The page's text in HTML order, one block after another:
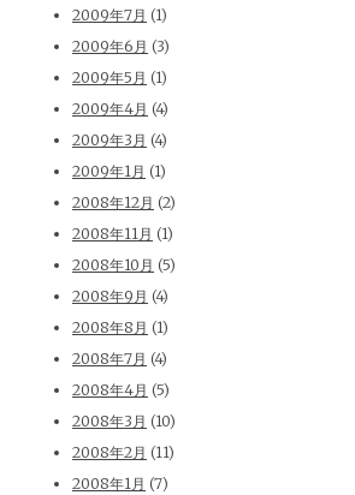
2009年7月 (1)
2009年6月 (3)
2009年5月 (1)
2009年4月 (4)
2009年3月 (4)
2009年1月 (1)
2008年12月 (2)
2008年11月 (1)
2008年10月 (5)
2008年9月 (4)
2008年8月 (1)
2008年7月 (4)
2008年4月 (5)
2008年3月 (10)
2008年2月 (11)
2008年1月 (7)